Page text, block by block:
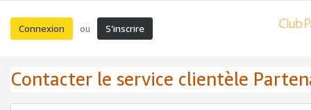
Connexion ou S’inscrire
Contacter le service clientèle